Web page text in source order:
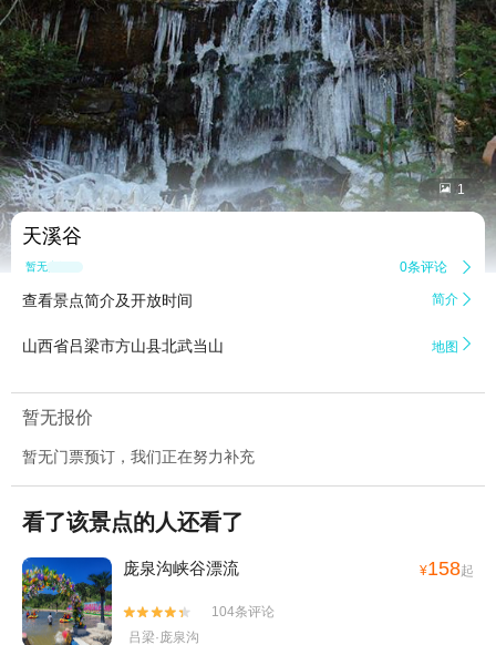
 1
天溪谷
暂无点评 0条评论 
查看景点简介及开放时间 简介 
山西省吕梁市方山县北武当山 地图 
暂无报价
暂无门票预订，我们正在努力补充
看了该景点的人还看了
庞泉沟峡谷漂流 ¥158起


104条评论
吕梁·庞泉沟
